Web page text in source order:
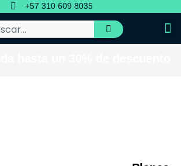
+57 310 609 8035